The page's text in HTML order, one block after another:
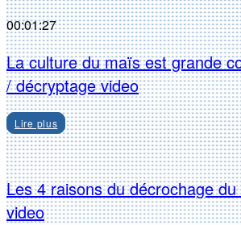
00:01:27
La culture du maïs est grande
/ décryptage video
Lire plus
Les 4 raisons du décrochage
video